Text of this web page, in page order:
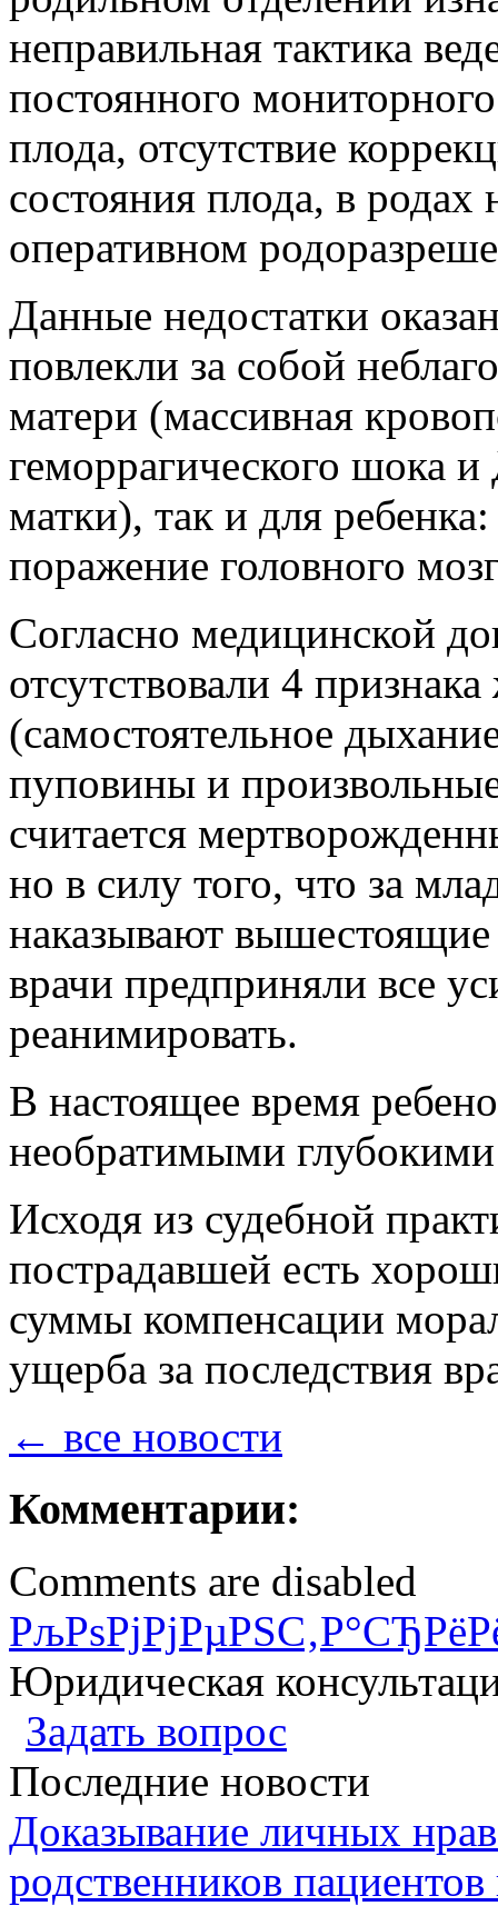
неправильная тактика
постоянного
плода, отсутствие
состояния плода, в
оперативном
Данные недостатки
повлекли за собой
матери (массивная
геморрагического шока
матки), так и для
поражение головного
Согласно медицинской
отсутствовали 4
(самостоятельное
пуповины и
считается
но в силу того, что за
наказывают
врачи предприняли все
реанимировать.
В настоящее время
необратимыми
Исходя из судебной
пострадавшей есть
суммы компенсации
ущерба за последствия
← все новости
Комментарии:
Comments are disabled
Юридическая
Задать вопрос
Последние новости
Доказывание личных
родственников